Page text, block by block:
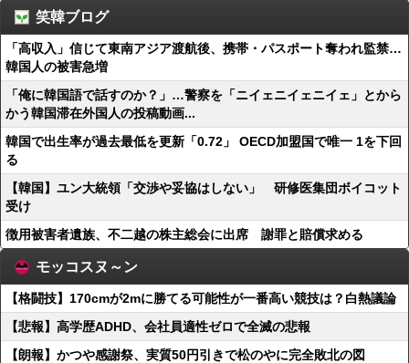
笑韓ブログ
「高収入」信じて東南アジア渡航後、携帯・パスポート奪われ監禁…
韓国人の被害急増
「俺に韓国語で話すのか？」…警察を「ニイェニイェニイェ」とから
かう韓国滞在外国人の投稿動画...
韓国で出生率が過去最低を更新「0.72」 OECD加盟国で唯一 1を下回
る
【韓国】ユン大統領「交渉や妥協はしない」 研修医集団ボイコット
受け
徴用被害者遺族、不二越の株主総会に出席 謝罪と賠償求める
モッコスヌ～ン
【格闘技】170cmが2mに勝てる可能性が一番高い競技は？白熱議論
【悲報】高学歴ADHD、会社員適性ゼロで全滅の悲報
【朗報】かつや感謝祭、実質50円引きで松のやに完全敗北の図